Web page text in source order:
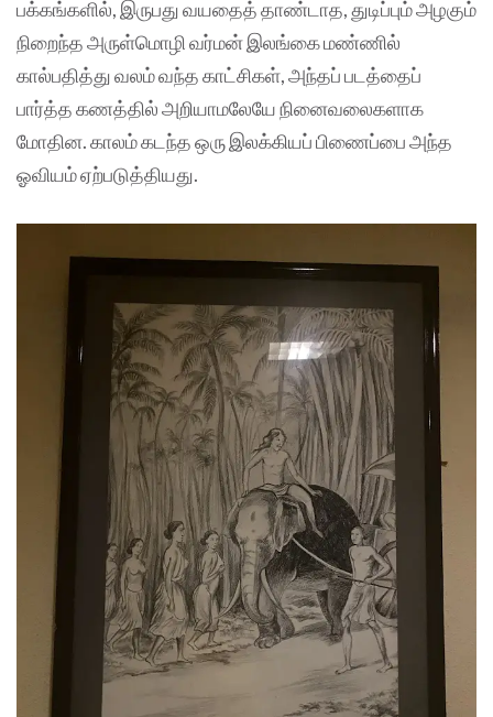
பக்கங்களில், இருபது வயதைத் தாண்டாத, துடிப்பும் அழகும்
நிறைந்த அருள்மொழி வர்மன் இலங்கை மண்ணில்
கால்பதித்து வலம் வந்த காட்சிகள், அந்தப் படத்தைப்
பார்த்த கணத்தில் அறியாமலேயே நினைவலைகளாக
மோதின. காலம் கடந்த ஒரு இலக்கியப் பிணைப்பை அந்த
ஓவியம் ஏற்படுத்தியது.